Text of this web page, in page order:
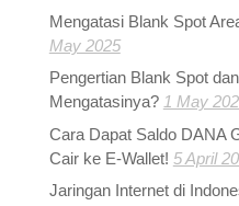
Mengatasi Blank Spot
May 2025
Pengertian Blank Spot
Mengatasinya? 1 May
Cara Dapat Saldo DANA
Cair ke E-Wallet! 5 April
Jaringan Internet di